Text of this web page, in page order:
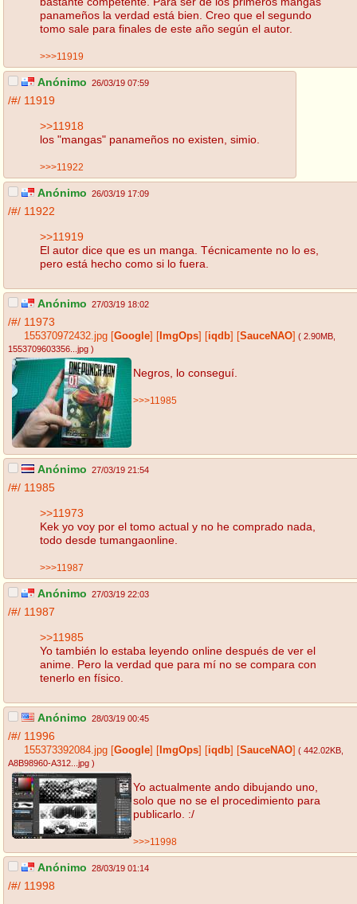
panameños la verdad está bien. Creo que el segundo
tomo sale para finales de este año según el autor.
>>>11919
Anónimo 26/03/19 07:59
/#/ 11919
>>11918
los "mangas" panameños no existen, simio.
>>>11922
Anónimo 26/03/19 17:09
/#/ 11922
>>11919
El autor dice que es un manga. Técnicamente no lo es,
pero está hecho como si lo fuera.
Anónimo 27/03/19 18:02
/#/ 11973
155370972432.jpg Google ImgOps iqdb SauceNAO ( 2.90MB
1553709603356...jpg )
Negros, lo conseguí.
>>>11985
Anónimo 27/03/19 21:54
/#/ 11985
>>11973
Kek yo voy por el tomo actual y no he comprado nada,
todo desde tumangaonline.
>>>11987
Anónimo 27/03/19 22:03
/#/ 11987
>>11985
Yo también lo estaba leyendo online después de ver el
anime. Pero la verdad que para mí no se compara con
tenerlo en físico.
Anónimo 28/03/19 00:45
/#/ 11996
155373392084.jpg Google ImgOps iqdb SauceNAO ( 442.02KB
A8B98960-A312...jpg )
Yo actualmente ando dibujando uno,
solo que no se el procedimiento para
publicarlo. :/
>>>11998
Anónimo 28/03/19 01:14
/#/ 11998